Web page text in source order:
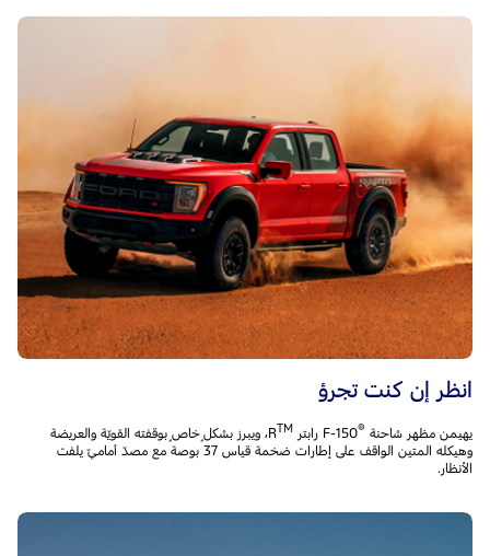
انظر إن كنت تجرؤ
يهيمن مظهر شاحنة F-150 ®
TM
، ويبرز بشكلٍ خاصٍ بوقفته القويّة والعريضة
وهيكله المتين الواقف على إطارات ضخمة قياس 37 بوصة مع مصدّ أماميّ يلفت
الأنظار.